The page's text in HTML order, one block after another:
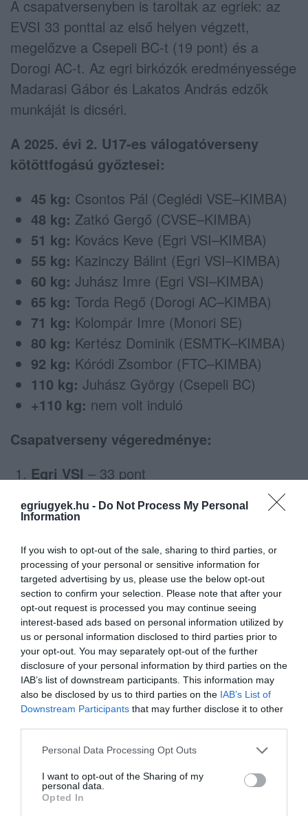
egriugyek.hu - Do Not Process My Personal
Information
If you wish to opt-out of the sale, sharing to third parties, or
processing of your personal or sensitive information for
targeted advertising by us, please use the below opt-out
section to confirm your selection. Please note that after your
opt-out request is processed you may continue seeing
interest-based ads based on personal information utilized by
us or personal information disclosed to third parties prior to
your opt-out. You may separately opt-out of the further
disclosure of your personal information by third parties on the
IAB’s list of downstream participants. This information may
also be disclosed by us to third parties on the IAB’s List of
Downstream Participants that may further disclose it to other
Please note that this website/app uses one or more Google
not limited to your visit or usage behaviour. You may click to
grant or deny consent to Google and its third-party tags to
use your data for below specified purposes in below Google
Personal Data Processing Opt Outs
I want to opt-out of the Sharing of my
personal data.
Opted In
A csapatversenyben is taroltak az egriek: az
EVSI 33 ponttal az első helyen végzett,
megelőzve a Csepeli BC-t (19 pont) és a
Dorogi AC-t. Az egri birkózók eredményessége
Madarasi Gábor és Lakatos András edzők
munkáját is dicséri.
A 2025. évi 2. U17-es válogatóverseny
kötöttfogású győztesei:
45 kg: Csontos Pál (Ceglédi VSE–KIMBA)
48 kg: Zatkó Gergő (CVSE–KIMBA)
51 kg: Kovács Keve (Egri VSI–KIMBA)
55 kg: Kazinczy Bálint (Egri VSI–KIMBA)
60 kg: Juhász Imre (Egri VSI–KIMBA)
65 kg: Torda Regő (Dorogi AC–KIMBA)
71 kg: Kolompár Imre (Monori SE)
80 kg: Kertész Dominik (ESMTK–KIMBA)
92 kg: Kóródi Zsombor (FTC–KIMBA)
110 kg: Juhász György (Csepeli BC)
+110 kg: nem volt induló
Csapatverseny végeredménye:
Egri VSI – 33 pont
Ne maradjon le a legfrissebb hírekről, kövessen
bennünket az EGRI ÜGYEK Google Hírek oldalán!
VISSZA A FŐOLDALRA
Legfrissebb híreink